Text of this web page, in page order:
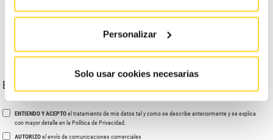
Personalizar
Solo usar cookies necesarias
Escribe tu dirección
ENTIENDO Y ACEPTOel tratamiento de mis datos tal y como se describe anteriormente y se explica
con mayor detalle en la Política de Privacidad.
AUTORIZOel envío de comunicaciones comerciales